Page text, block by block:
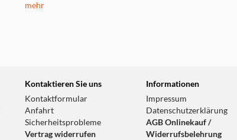
mehr
Kontaktieren Sie uns
Kontaktformular
Anfahrt
Sicherheitsprobleme
Vertrag widerrufen
Informationen
Impressum
Datenschutzerklärung
AGB Onlinekauf /
Widerrufsbelehrung